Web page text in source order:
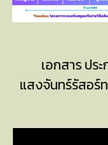
เอกสาร ปร
แสงจันทร์รัสอร์